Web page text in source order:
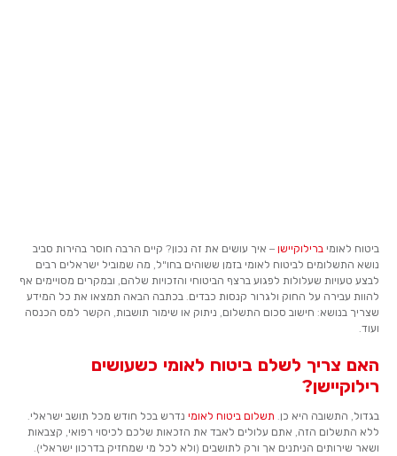
ביטוח לאומי ברילוקיישן – איך עושים את זה נכון? קיים הרבה חוסר בהירות סביב
נושא התשלומים לביטוח לאומי בזמן ששוהים בחו"ל, מה שמוביל ישראלים רבים
לבצע טעויות שעלולות לפגוע ברצף הביטוחי והזכויות שלהם, ובמקרים מסויימים אף
להוות עבירה על החוק ולגרור קנסות כבדים. בכתבה הבאה תמצאו את כל המידע
שצריך בנושא: חישוב סכום התשלום, ניתוק או שימור תושבות, הקשר למס הכנסה
ועוד.
האם צריך לשלם ביטוח לאומי כשעושים
רילוקיישן?
בגדול, התשובה היא כן. תשלום ביטוח לאומי נדרש בכל חודש מכל תושב ישראלי.
ללא התשלום הזה, אתם עלולים לאבד את הזכאות שלכם לכיסוי רפואי, קצבאות
ושאר שירותים הניתנים אך ורק לתושבים (ולא לכל מי שמחזיק בדרכון ישראלי).